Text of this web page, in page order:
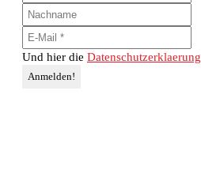
Und hier die Datenschutzerklaerung